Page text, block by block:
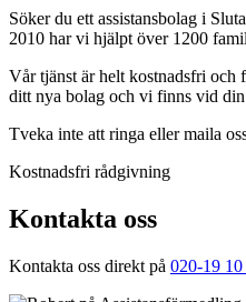
Söker du ett assistansbolag i
2010 har vi hjälpt över 1200
Vår tjänst är helt kostnadsfri och
ditt nya bolag och vi finns vid
Tveka inte att ringa eller maila
Kostnadsfri rådgivning
Kontakta oss
Kontakta oss direkt på 020-19 10